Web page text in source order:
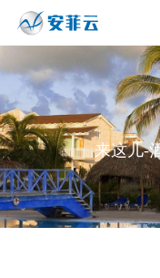
来这儿-